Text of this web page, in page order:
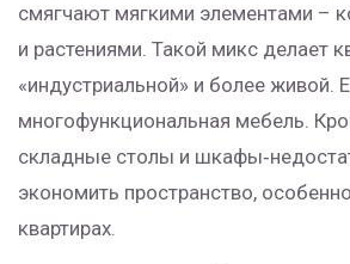
смягчают мягкими элементами –
и растениями. Такой микс делает
«индустриальной» и более живой.
многофункциональная мебель.
складные столы и
экономить пространство,
квартирах.